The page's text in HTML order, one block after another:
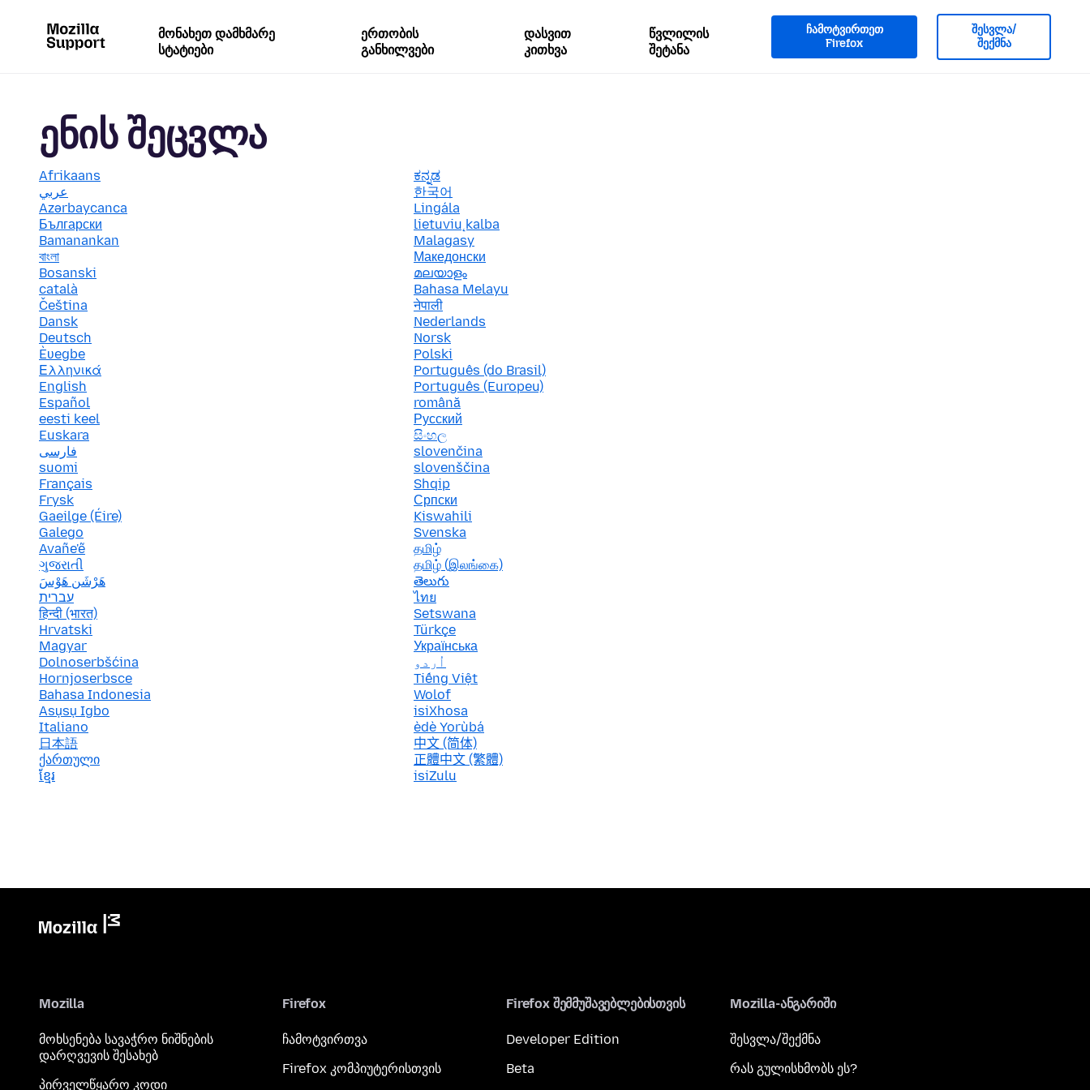
მონახეთ დამხმარე
სტატიები
ერთობის
განხილვები
დასვით
კითხვა
წვლილის
შეტანა
ჩამოტვირთეთ
Firefox
შესვლა/
შექმნა
ენის შეცვლა
Afrikaans
عربي
Azərbaycanca
Български
Bamanankan
বাংলা
Bosanski
català
Čeština
Dansk
Deutsch
Èʋegbe
Ελληνικά
English
Español
eesti keel
Euskara
فارسی
suomi
Français
Frysk
Gaeilge (Éire)
Galego
Avañe'ẽ
ગુજરાતી
هَرْشَن هَوْسَ
עברית
हिन्दी (भारत)
Hrvatski
Magyar
Dolnoserbšćina
Hornjoserbsce
Bahasa Indonesia
Asụsụ Igbo
Italiano
日本語
ქართული
ខ្មែរ
ಕನ್ನಡ
한국어
Lingála
lietuvių kalba
Malagasy
Македонски
മലയാളം
Bahasa Melayu
नेपाली
Nederlands
Norsk
Polski
Português (do Brasil)
Português (Europeu)
română
Русский
සිංහල
slovenčina
slovenščina
Shqip
Српски
Kiswahili
Svenska
தமிழ்
தமிழ் (இலங்கை)
తెలుగు
ไทย
Setswana
Türkçe
Українська
اُردو
Tiếng Việt
Wolof
isiXhosa
èdè Yorùbá
中文 (简体)
正體中文 (繁體)
isiZulu
Mozilla
მოხსენება სავაჭრო ნიშნების
დარღვევის შესახებ
პირველწყარო კოდი
Firefox
ჩამოტვირთვა
Firefox კომპიუტერისთვის
Firefox შემმუშავებლებისთვის
Developer Edition
Beta
Mozilla-ანგარიში
შესვლა/შექმნა
რას გულისხმობს ეს?